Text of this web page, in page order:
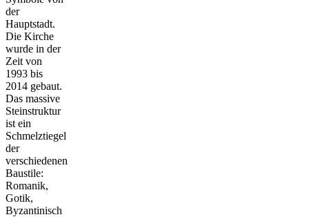
der
Hauptstadt.
Die Kirche
wurde in der
Zeit von
1993 bis
2014 gebaut.
Das massive
Steinstruktur
ist ein
Schmelztiegel
der
verschiedenen
Baustile:
Romanik,
Gotik,
Byzantinisch